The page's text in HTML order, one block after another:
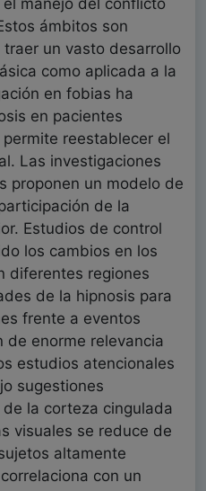
manejo del conflicto
ámbitos son
un vasto desarrollo
como aplicada a la
en fobias ha
en pacientes
reestablecer el
Las investigaciones
proponen un modelo de
de la
Estudios de control
los cambios en los
diferentes regiones
de la hipnosis para
frente a eventos
de enorme relevancia
estudios atencionales
sugestiones
la corteza cingulada
visuales se reduce de
altamente
con un